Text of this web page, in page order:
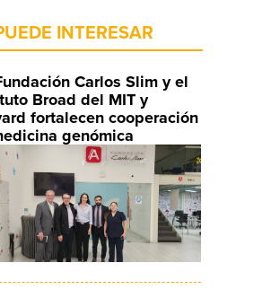
INTERESAR
Carlos Slim y el
Broad del MIT y
fortalecen cooperación
genómica